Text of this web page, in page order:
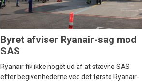
Byret afviser Ryanair-sag mod
SAS
Ryanair fik ikke noget ud af at stævne SAS
efter begivenhederne ved det første Ryanair-